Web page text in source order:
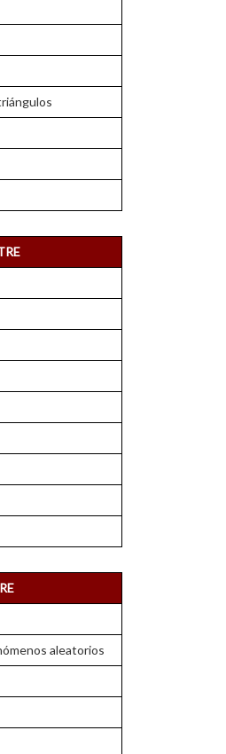
aleatorios